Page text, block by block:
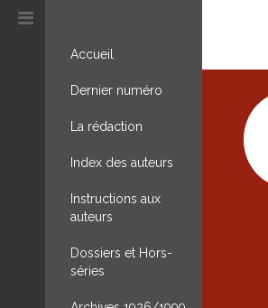
Accueil
Dernier numéro
La rédaction
Index des auteurs
Instructions aux
auteurs
Dossiers et Hors-
séries